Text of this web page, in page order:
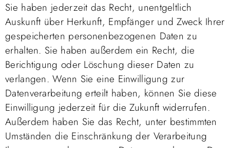
Sie haben jederzeit das Recht, unentgeltlich
Auskunft über Herkunft, Empfänger und Zweck Ihrer
gespeicherten personenbezogenen Daten zu
erhalten. Sie haben außerdem ein Recht, die
Berichtigung oder Löschung dieser Daten zu
verlangen. Wenn Sie eine Einwilligung zur
Datenverarbeitung erteilt haben, können Sie diese
Einwilligung jederzeit für die Zukunft widerrufen.
Außerdem haben Sie das Recht, unter bestimmten
Umständen die Einschränkung der Verarbeitung